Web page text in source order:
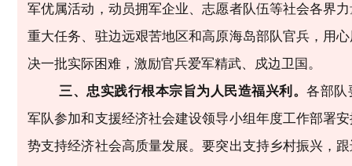
军优属活动，动员拥军企业、志愿者队伍等社会各界
重大任务、驻边远艰苦地区和高原海岛部队官兵，用
决一批实际困难， 激励官兵爱军精武、戍边卫国。
三、忠实践行根本宗旨为人民造福兴利。各部队
军队参加和支援经济社会建设领导小组年度工作部署
势支持经济社会高质量发展。要突出支持乡村振兴，